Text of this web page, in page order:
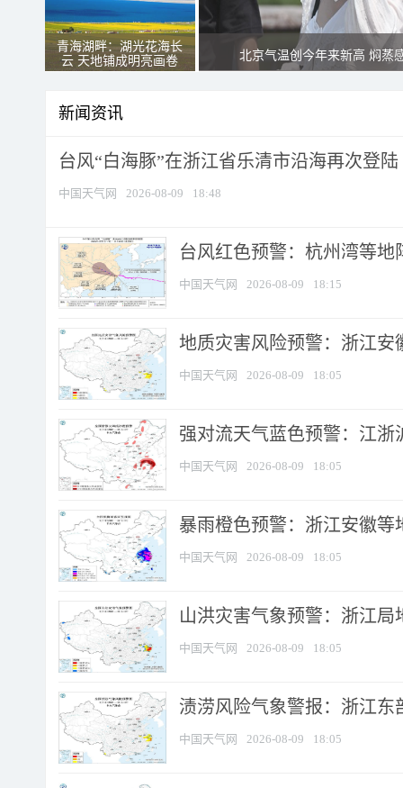
青海湖畔：湖光花海长
云 天地铺成明亮画卷
北京气温创今年来新高 焖蒸
新闻资讯
台风“白海豚”在浙江省乐清市沿海再次登陆
中国天气网 2026-08-09 18:48
台风红色预警：杭州湾等地
中国天气网 2026-08-09 18:15
地质灾害风险预警：浙江安
中国天气网 2026-08-09 18:05
强对流天气蓝色预警：江浙
中国天气网 2026-08-09 18:05
暴雨橙色预警：浙江安徽等
中国天气网 2026-08-09 18:05
山洪灾害气象预警：浙江
中国天气网 2026-08-09 18:05
渍涝风险气象警报：浙江
中国天气网 2026-08-09 18:05